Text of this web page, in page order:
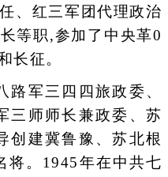
、红三军团代理政治
等职,参加了中央革0
长征。
军三四四旅政委、
三师师长兼政委、苏
创建冀鲁豫、苏北根
将。1945年在中共七